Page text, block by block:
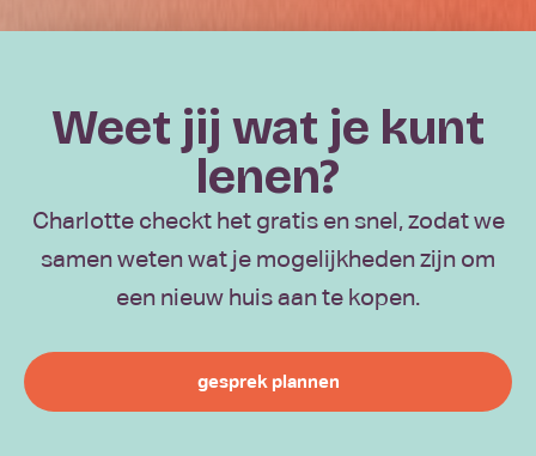
Weet jij wat je kunt
lenen?
Charlotte checkt het gratis en snel, zodat we
samen weten wat je mogelijkheden zijn om
een nieuw huis aan te kopen.
gesprek plannen